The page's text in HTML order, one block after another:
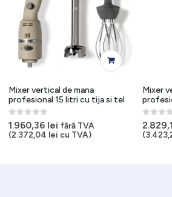
Mixer vertical de mana
profesional 15 litri cu tija si tel
0 out of 5
1.960,36 lei fără TVA
(2.372,04 lei cu TVA)
Mixer
0out of
(